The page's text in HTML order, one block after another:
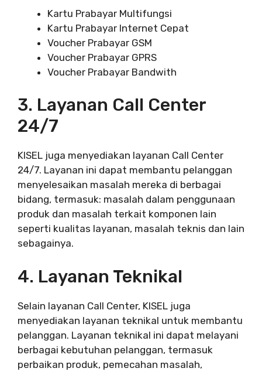
Kartu Prabayar Multifungsi
Kartu Prabayar Internet Cepat
Voucher Prabayar GSM
Voucher Prabayar GPRS
Voucher Prabayar Bandwith
3. Layanan Call Center
24/7
KISEL juga menyediakan layanan Call Center
24/7. Layanan ini dapat membantu pelanggan
menyelesaikan masalah mereka di berbagai
bidang, termasuk: masalah dalam penggunaan
produk dan masalah terkait komponen lain
seperti kualitas layanan, masalah teknis dan lain
sebagainya.
4. Layanan Teknikal
Selain layanan Call Center, KISEL juga
menyediakan layanan teknikal untuk membantu
pelanggan. Layanan teknikal ini dapat melayani
berbagai kebutuhan pelanggan, termasuk
perbaikan produk, pemecahan masalah,